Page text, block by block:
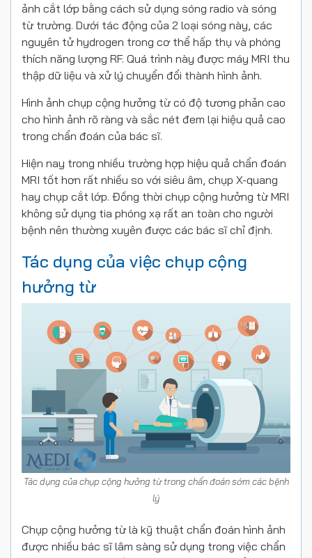
ảnh cắt lớp bằng cách sử dụng sóng radio và sóng
từ trường. Dưới tác động của 2 loại sóng này, các
nguyên tử hydrogen trong cơ thể hấp thụ và phóng
thích năng lượng RF. Quá trình này được máy MRI thu
thập dữ liệu và xử lý chuyển đổi thành hình ảnh.
Hình ảnh chụp cộng hưởng từ có độ tương phản cao
cho hình ảnh rõ ràng và sắc nét đem lại hiệu quả cao
trong chẩn đoán của bác sĩ.
Hiện nay trong nhiều trường hợp hiệu quả chẩn đoán
MRI tốt hơn rất nhiều so với siêu âm, chụp X-quang
hay chụp cắt lớp. Đồng thời chụp cộng hưởng từ MRI
không sử dụng tia phóng xạ rất an toàn cho người
bệnh nên thường xuyên được các bác sĩ chỉ định.
Tác dụng của việc chụp cộng
hưởng từ
Tác dụng của chụp cộng hưởng từ trong chẩn đoán sớm các bệnh
lý
Chụp cộng hưởng từ là kỹ thuật chẩn đoán hình ảnh
được nhiều bác sĩ lâm sàng sử dụng trong việc chẩn